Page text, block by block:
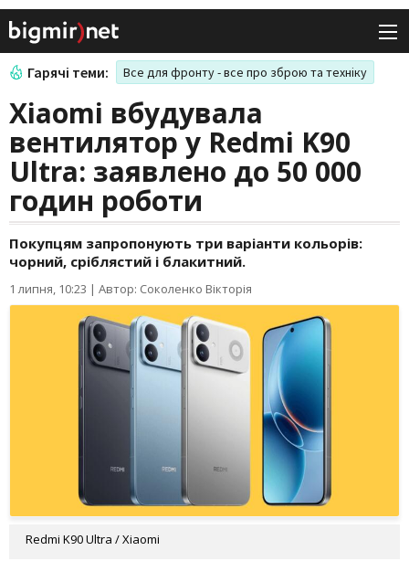
Гарячі теми: Все для фронту - все про зброю та техніку
Xiaomi вбудувала
вентилятор у Redmi K90
Ultra: заявлено до 50 000
годин роботи
Покупцям запропонують три варіанти кольорів:
чорний, сріблястий і блакитний.
1 липня, 10:23 | Автор: Соколенко Вікторія
Redmi K90 Ultra / Xiaomi